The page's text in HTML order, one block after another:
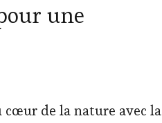
une
cœur de la nature avec la